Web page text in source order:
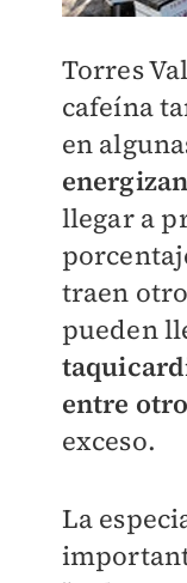
Torres
cafeína
en
llegar a
traen
pueden
entre
exceso.
La